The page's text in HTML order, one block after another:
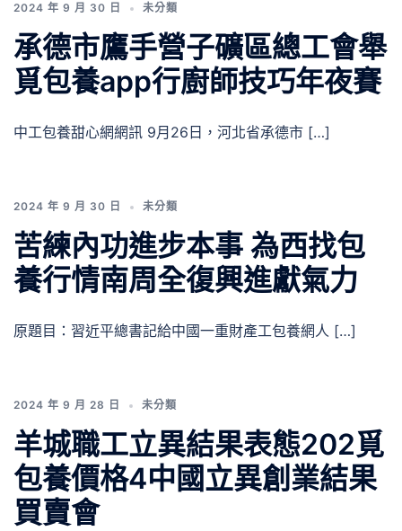
2024 年 9 月 30 日 未分類
承德市鷹手營子礦區總工會舉
覓包養app行廚師技巧年夜賽
中工包養甜心網網訊 9月26日，河北省承德市 […]
2024 年 9 月 30 日 未分類
苦練內功進步本事 為西找包
養行情南周全復興進獻氣力
原題目：習近平總書記給中國一重財產工包養網人 […]
2024 年 9 月 28 日 未分類
羊城職工立異結果表態202覓
包養價格4中國立異創業結果
買賣會